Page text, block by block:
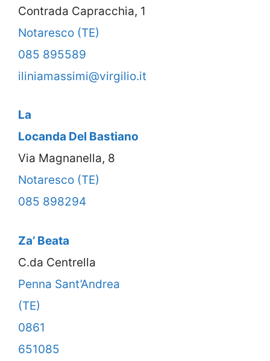
Contrada Capracchia, 1
Notaresco (TE)
085 895589
iliniamassimi@virgilio.it
La
Locanda Del Bastiano
Via Magnanella, 8
Notaresco (TE)
085 898294
Za’ Beata
C.da Centrella
Penna Sant’Andrea
(TE)
0861
651085